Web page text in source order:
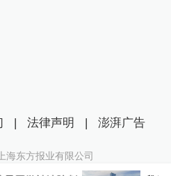
| 法律声明 | 澎湃广告
上海东方报业有限公司
| 沪ICP备14003370号